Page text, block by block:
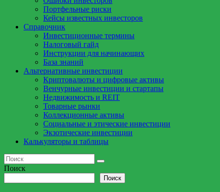
Портфельные риски
Кейсы известных инвесторов
Справочник
Инвестиционные термины
Налоговый гайд
Инструкции для начинающих
База знаний
Альтернативные инвестиции
Криптовалюты и цифровые активы
Венчурные инвестиции и стартапы
Недвижимость и REIT
Товарные рынки
Коллекционные активы
Социальные и этические инвестиции
Экзотические инвестиции
Калькуляторы и таблицы
Поиск
Поиск